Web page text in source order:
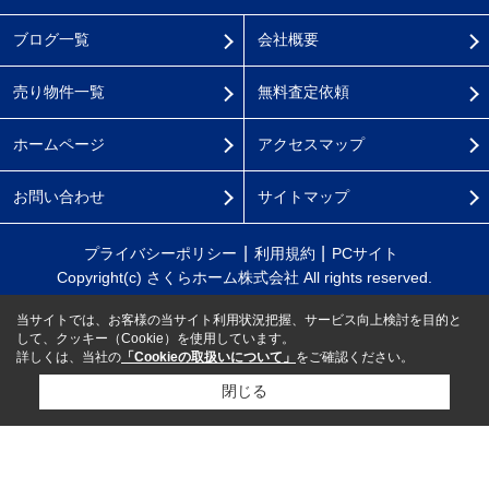
ブログ一覧
売り物件一覧
ホームページ
お問い合わせ
会社概要
無料査定依頼
アクセスマップ
サイトマップ
プライバシーポリシー 利用規約
PCサイト
Copyright(c) さくらホーム株式会社 All rights reserved.
当サイトでは、お客様の当サイト利用状況把握、サービス向上検討を目的と
して、クッキー（Cookie）を使用しています。
詳しくは、当社の 「Cookieの取扱いについて」 をご確認ください。
閉じる